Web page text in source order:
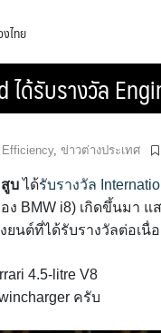
ไทย
ด้รับรางวัล
Efficiency, ข่าวต่างประเทศ
บได้รับรางวัล
BMW i8) เกิดขึ้นมา
ยนต์ที่ได้รับรางวัลต่อเ
4.5-litre V8
ครับ